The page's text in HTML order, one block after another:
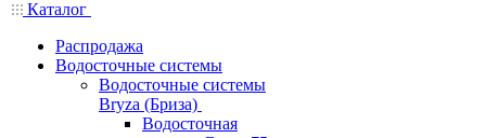
Каталог
Распродажа
Водосточные системы
Водосточные системы
Bryza (Бриза)
Водосточная